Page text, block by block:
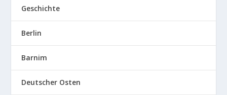
Geschichte
Berlin
Barnim
Deutscher Osten